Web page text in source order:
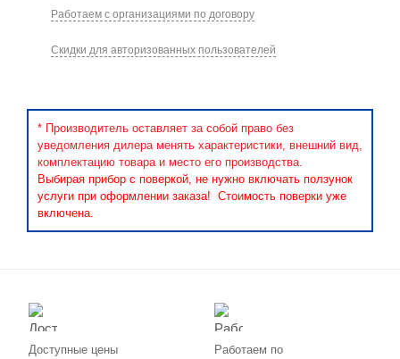
Работаем с организациями по договору
Скидки для авторизованных пользователей
* Производитель оставляет за собой право без
уведомления дилера менять характеристики, внешний вид,
комплектацию товара и место его производства.
Выбирая прибор с поверкой, не нужно включать ползунок
услуги при оформлении заказа! Стоимость поверки уже
включена.
Доступные цены
Работаем по